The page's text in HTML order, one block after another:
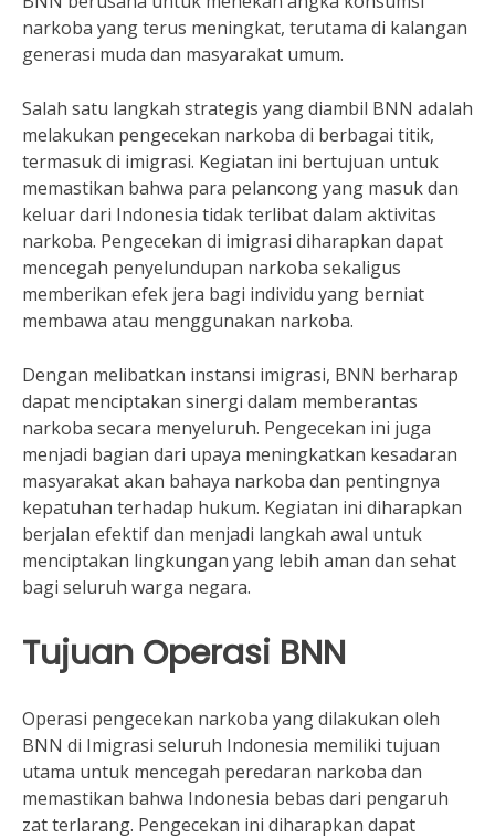
narkoba yang terus meningkat, terutama di kalangan
generasi muda dan masyarakat umum.
Salah satu langkah strategis yang diambil BNN adalah
melakukan pengecekan narkoba di berbagai titik,
termasuk di imigrasi. Kegiatan ini bertujuan untuk
memastikan bahwa para pelancong yang masuk dan
keluar dari Indonesia tidak terlibat dalam aktivitas
narkoba. Pengecekan di imigrasi diharapkan dapat
mencegah penyelundupan narkoba sekaligus
memberikan efek jera bagi individu yang berniat
membawa atau menggunakan narkoba.
Dengan melibatkan instansi imigrasi, BNN berharap
dapat menciptakan sinergi dalam memberantas
narkoba secara menyeluruh. Pengecekan ini juga
menjadi bagian dari upaya meningkatkan kesadaran
masyarakat akan bahaya narkoba dan pentingnya
kepatuhan terhadap hukum. Kegiatan ini diharapkan
berjalan efektif dan menjadi langkah awal untuk
menciptakan lingkungan yang lebih aman dan sehat
bagi seluruh warga negara.
Tujuan Operasi BNN
Operasi pengecekan narkoba yang dilakukan oleh
BNN di Imigrasi seluruh Indonesia memiliki tujuan
utama untuk mencegah peredaran narkoba dan
memastikan bahwa Indonesia bebas dari pengaruh
zat terlarang. Pengecekan ini diharapkan dapat